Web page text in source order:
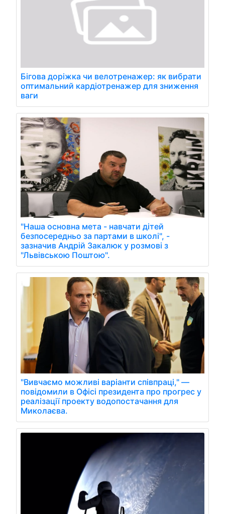
Бігова доріжка чи велотренажер: як вибрати
оптимальний кардіотренажер для зниження
ваги
"Наша основна мета - навчати дітей
безпосередньо за партами в школі", -
зазначив Андрій Закалюк у розмові з
"Львівською Поштою".
"Вивчаємо можливі варіанти співпраці," —
повідомили в Офісі президента про прогрес у
реалізації проекту водопостачання для
Миколаєва.